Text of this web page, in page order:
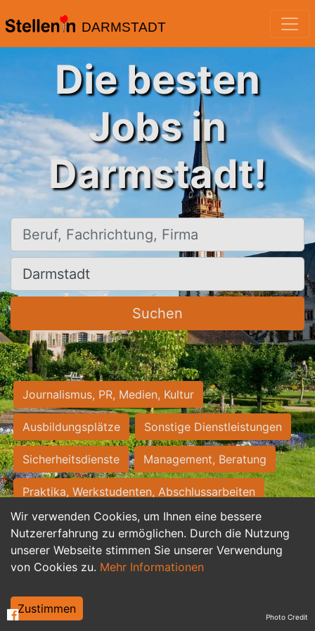
DARMSTADT
Wir verwenden Cookies, um Ihnen eine bessere
Nutzererfahrung zu ermöglichen. Durch die Nutzung
unserer Webseite stimmen Sie unserer Verwendung
von Cookies zu. Mehr Informationen
Zustimmen
Die besten
Jobs in
Darmstadt!
Beruf, Fachrichtung, Firma
Ort, Stadt
Suchen
Journalismus, PR, Medien, Kultur
Ausbildungsplätze Sonstige Dienstleistungen
Sicherheitsdienste Management, Beratung
Praktika, Werkstudenten, Abschlussarbeiten
Personalwesen Assistenz, Sekretariat
Hilfskräfte, Aushilfs- und Nebenjobs
Weiterbildung, Studium, duale Ausbildung Photo Credit